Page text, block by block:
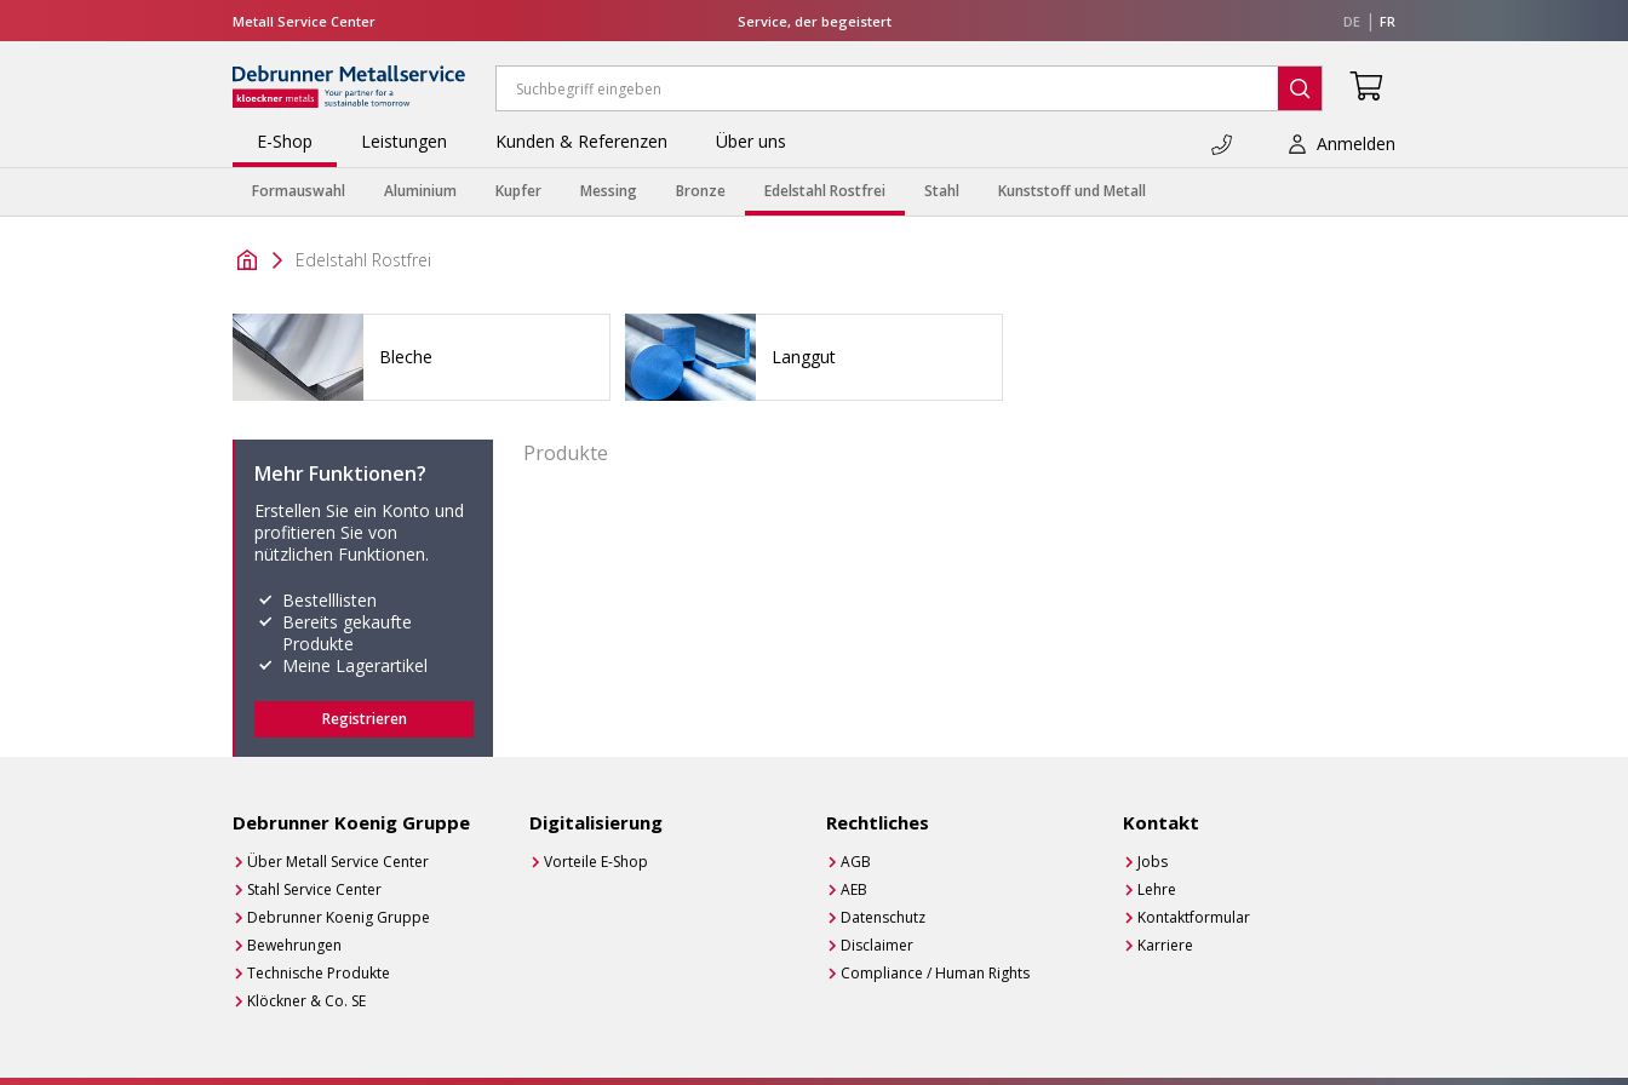
Metall Service Center Service, der begeistert DE FR
E-Shop Leistungen Kunden & Referenzen Über uns
Formauswahl Aluminium Kupfer Messing Bronze Edelstahl Rostfrei Stahl Kunststoff und Metall
Anmelden
Edelstahl Rostfrei
Bleche Langgut
Mehr Funktionen?
Erstellen Sie ein Konto und
profitieren Sie von
nützlichen Funktionen.
Bestelllisten
Bereits gekaufte
Produkte
Meine Lagerartikel
Registrieren
Produkte
Debrunner Koenig Gruppe
Über Metall Service Center
Stahl Service Center
Debrunner Koenig Gruppe
Bewehrungen
Technische Produkte
Klöckner & Co. SE
Digitalisierung
Vorteile E-Shop
Rechtliches
AGB
AEB
Datenschutz
Disclaimer
Compliance / Human Rights
Kontakt
Jobs
Lehre
Kontaktformular
Karriere